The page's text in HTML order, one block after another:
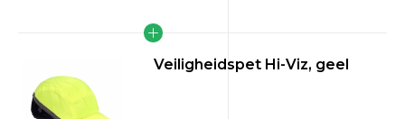
Veiligheidspet Hi-Viz, geel